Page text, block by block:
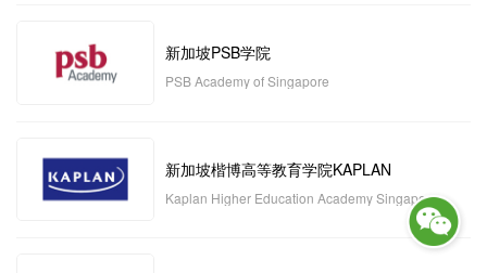
新加坡PSB学院
PSB Academy of Singapore
新加坡楷博高等教育学院KAPLAN
Kaplan Higher Education Academy Singapore